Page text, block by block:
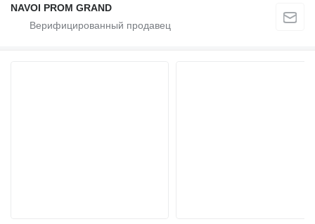
NAVOI PROM GRAND